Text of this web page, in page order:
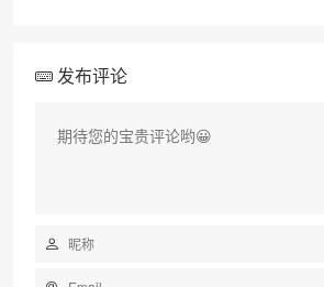
发布评论